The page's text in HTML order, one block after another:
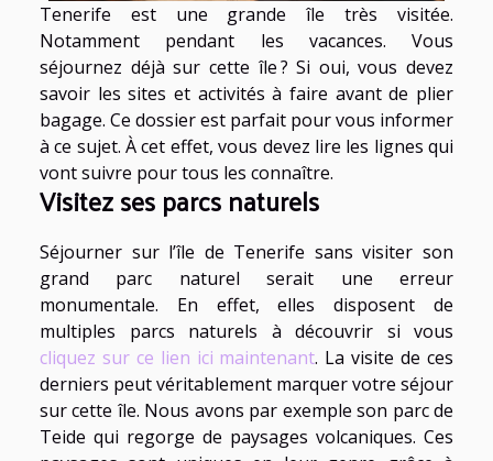
Tenerife est une grande île très visitée.
Notamment pendant les vacances. Vous
séjournez déjà sur cette île ? Si oui, vous devez
savoir les sites et activités à faire avant de plier
bagage. Ce dossier est parfait pour vous informer
à ce sujet. À cet effet, vous devez lire les lignes qui
vont suivre pour tous les connaître.
Visitez ses parcs naturels
Séjourner sur l’île de Tenerife sans visiter son
grand parc naturel serait une erreur
monumentale. En effet, elles disposent de
multiples parcs naturels à découvrir si vous
cliquez sur ce lien ici maintenant. La visite de ces
derniers peut véritablement marquer votre séjour
sur cette île. Nous avons par exemple son parc de
Teide qui regorge de paysages volcaniques. Ces